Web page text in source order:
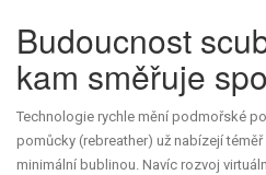
Budoucnost
kam směřuje
Technologie rychle mění podmořské
pomůcky (rebreather) už nabízejí
minimální bublinou. Navíc rozvoj